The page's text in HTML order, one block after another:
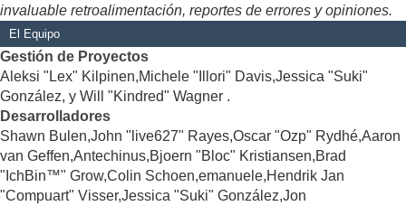
invaluable retroalimentación, reportes de errores y opiniones.
El Equipo
Gestión de Proyectos
Aleksi "Lex" Kilpinen,Michele "Illori" Davis,Jessica "Suki"
González, y Will "Kindred" Wagner .
Desarrolladores
Shawn Bulen,John "live627" Rayes,Oscar "Ozp" Rydhé,Aaron
van Geffen,Antechinus,Bjoern "Bloc" Kristiansen,Brad
"IchBin™" Grow,Colin Schoen,emanuele,Hendrik Jan
"Compuart" Visser,Jessica "Suki" González,Jon